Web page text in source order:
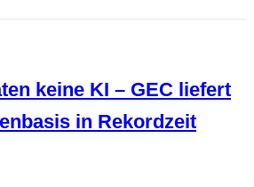
keine KI – GEC liefert
in Rekordzeit